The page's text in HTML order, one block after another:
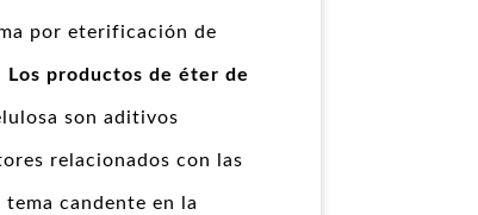
por eterificación de
Los productos de éter de
son aditivos
relacionados con las
candente en la